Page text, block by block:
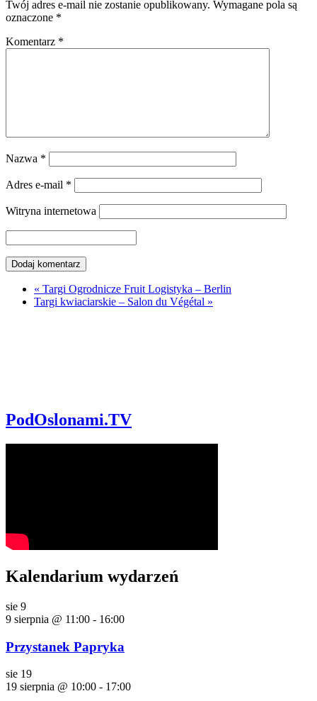
Twój adres e-mail nie zostanie opublikowany. Wymagane pola są
oznaczone *
Komentarz *
Nazwa *
Adres e-mail *
Witryna internetowa
« Targi Ogrodnicze Fruit Logistyka – Berlin
Targi kwiaciarskie – Salon du Végétal »
PodOslonami.TV
Kalendarium wydarzeń
sie 9
9 sierpnia @ 11:00 - 16:00
Przystanek Papryka
sie 19
19 sierpnia @ 10:00 - 17:00